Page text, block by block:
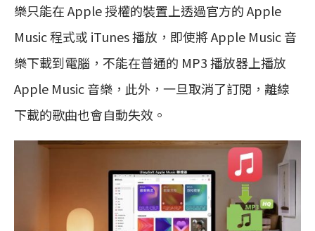
樂只能在 Apple 授權的裝置上透過官方的 Apple
Music 程式或 iTunes 播放，即使將 Apple Music 音
樂下載到電腦，不能在普通的 MP3 播放器上播放
Apple Music 音樂，此外，一旦取消了訂閱，離線
下載的歌曲也會自動失效。